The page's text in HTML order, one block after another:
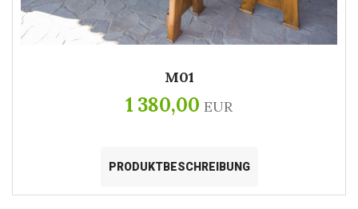
M01
1 380,00 EUR
PRODUKTBESCHREIBUNG